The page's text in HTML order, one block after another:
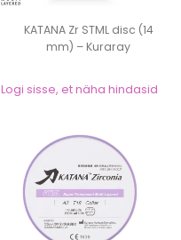
KATANA Zr STML disc (14
mm) – Kuraray
Logi sisse, et näha hindasid